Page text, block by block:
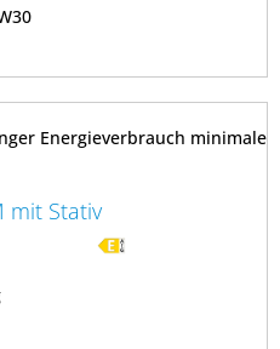
Energieverbrauch minimale
mit Stativ